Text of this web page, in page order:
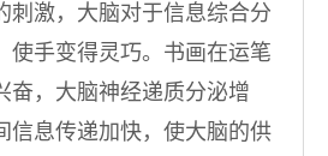
刺激，大脑对于信息综合分
使手变得灵巧。书画在运笔
奋，大脑神经递质分泌增
信息传递加快，使大脑的供